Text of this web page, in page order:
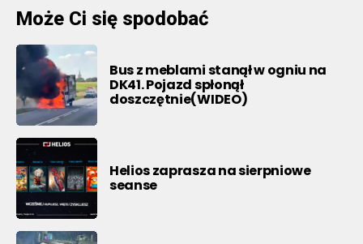
Może Ci się spodobać
Bus z meblami stanął w ogniu na
DK41. Pojazd spłonął
doszczętnie(WIDEO)
Helios zaprasza na sierpniowe
seanse